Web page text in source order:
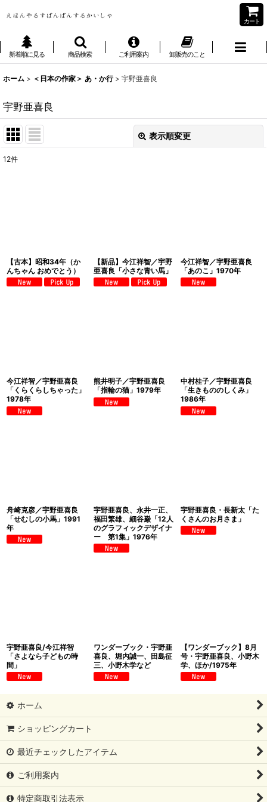
カート
新着順に見る 商品検索 ご利用案内 卸販売のこと
ホーム > ＜日本の作家＞ あ・か行 > 宇野亜喜良
宇野亜喜良
表示順変更
12件
【古本】昭和34年（か
んちゃん おめでとう）
【新品】今江祥智／宇野
亜喜良「小さな青い馬」
今江祥智／宇野亜喜良
「あのこ」1970年
今江祥智／宇野亜喜良
「くらくらしちゃった」
1978年
熊井明子／宇野亜喜良
「指輪の猫」1979年
中村桂子／宇野亜喜良
「生きもののしくみ」
1986年
舟崎克彦／宇野亜喜良
「せむしの小馬」1991
年
宇野亜喜良、永井一正、
福田繁雄、細谷巌「12人
のグラフィックデザイナ
ー 第1集」1976年
宇野亜喜良・長新太「た
くさんのお月さま」
宇野亜喜良/今江祥智
「さよなら子どもの時
間」
ワンダーブック・宇野亜
喜良、堀内誠一、田島征
三、小野木学など
【ワンダーブック】8月
号・宇野亜喜良、小野木
学、ほか/1975年
ホーム
ショッピングカート
最近チェックしたアイテム
ご利用案内
特定商取引法表示